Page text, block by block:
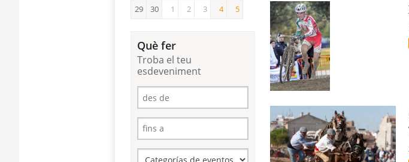
23
29 30 1 2 3 4 5
Què fer
Troba el teu
esdeveniment